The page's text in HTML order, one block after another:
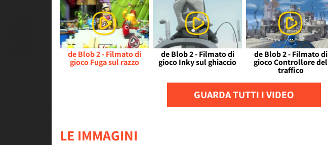
de Blob 2 - Filmato di
gioco Fuga sul razzo
de Blob 2 - Filmato di
gioco Inky sul ghiaccio
de Blob 2 - Filmato di
gioco Controllore del
traffico
GUARDA TUTTI I VIDEO
LE IMMAGINI